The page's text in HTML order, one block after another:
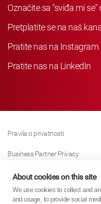
Označite sa "sviđa mi
Pretplatite se na naš
Pratite nas na Instagram
Pratite nas na LinkedIn
Pravila o privatnosti
Business Partner Privacy
Pravila O Kolačićima
Modern Slavery Act Policy
About cookies on this site
We use cookies to collect and
and usage, to provide social